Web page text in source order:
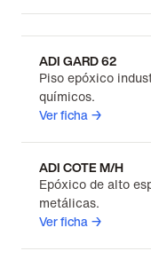
ADI GARD 62
Piso epóxico
químicos.
Ver ficha →
ADI COTE M/H
Epóxico de alto
metálicas.
Ver ficha →